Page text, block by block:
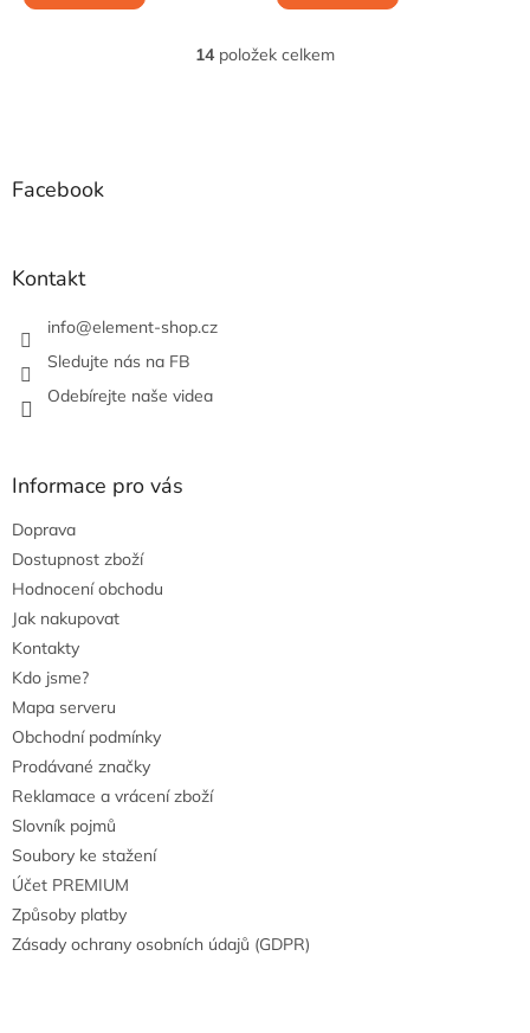
O
14položek celkem
Facebook
Kontakt
info@element-shop.cz
Sledujte nás na FB
Odebírejte naše videa
Informace pro vás
Doprava
Dostupnost zboží
Hodnocení obchodu
Jak nakupovat
Kontakty
Kdo jsme?
Mapa serveru
Obchodní podmínky
Prodávané značky
Reklamace a vrácení zboží
Slovník pojmů
Soubory ke stažení
Účet PREMIUM
Způsoby platby
Zásady ochrany osobních údajů (GDPR)